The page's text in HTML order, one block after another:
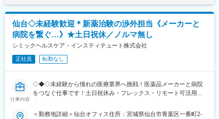
療アシスタントが、バイタルチェック・処置の多くは看護師が行
いますので、医師は診療に集中できます。
移動の車中では、これから訪問する患者さんのカルテを確認しな
がら、看護師からの申し送りを受けます。
変更の範囲：会社の定める業務
・担当エリア内のケアマネジャーや介護施設への定期訪問・サー
ビス案内
・利用者様のニーズヒアリングと最適なサービスの提案
・信頼獲得による紹介促進と地域ネットワークの構築
・将来的な事業所のプレイングマネージャー業務（収支管理、ス
タッフ育成）
・視覚障がいを持つ施術師やドライバー等、多職種連携によるチ
ーム運営のリード
■教育体制
ープレや商品知識の勉強会等も実施営業同行は先輩社員が行いま
て上下する可能性があります。月給(月額)は固定手当を含めた表記
です。
仙台◇未経験歓迎＊新薬治験の渉外担当《メーカーと
病院を繋ぐ…》★土日祝休／ノルマ無し
シミックヘルスケア・インスティテュート株式会社
正社員 転勤なし
仕事内容
◇◆◇未経験から憧れの医療業界へ挑戦！医薬品メーカーと病院
をつなぐ仕事です！土日祝休み・フレックス・リモート可活用可
ーン・Iターンの方も大歓迎です◇◆◇
＜勤務地詳細＞仙台オフィス住所：宮城県仙台市青葉区一番町2-